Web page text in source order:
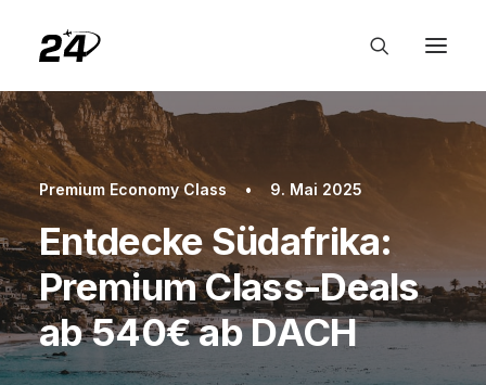
Premium Economy Class • 9. Mai 2025
Entdecke Südafrika:
Premium Class-Deals
ab 540€ ab DACH